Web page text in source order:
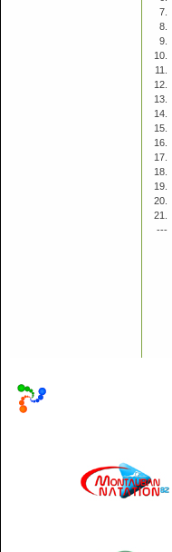
7.
8.
9.
10.
11.
12.
13.
14.
15.
16.
17.
18.
19.
20.
21.
---